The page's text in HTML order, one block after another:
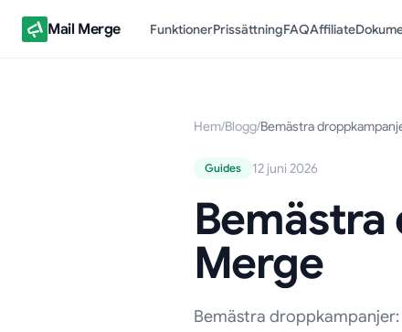
Mail Merge FunktionerPrissättningFAQAffiliate
Hem/Blogg/Bemästra
Guides 12 juni 2026
Merge
Bemästra